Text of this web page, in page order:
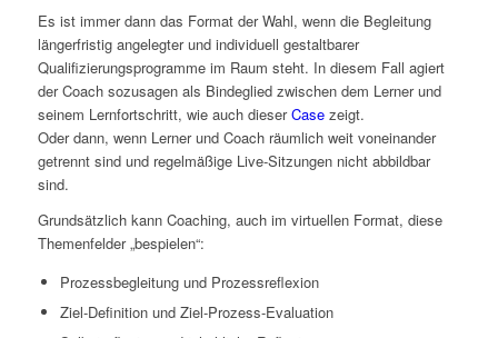
Es ist immer dann das Format der Wahl, wenn die Begleitung
längerfristig angelegter und individuell gestaltbarer
Qualifizierungsprogramme im Raum steht. In diesem Fall agiert
der Coach sozusagen als Bindeglied zwischen dem Lerner und
seinem Lernfortschritt, wie auch dieserCasezeigt.
Oder dann, wenn Lerner und Coach räumlich weit voneinander
getrennt sind und regelmäßige Live-Sitzungen nicht abbildbar
sind.
Grundsätzlich kann Coaching, auch im virtuellen Format, diese
Themenfelder „bespielen“:
Prozessbegleitung und Prozessreflexion
Ziel-Definition und Ziel-Prozess-Evaluation